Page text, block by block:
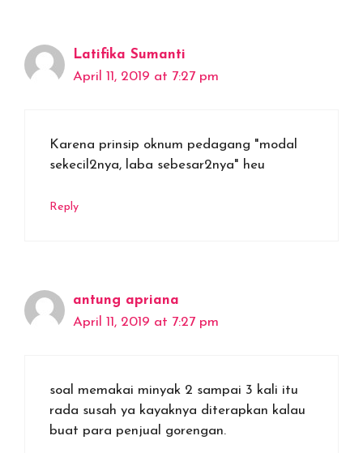
Latifika Sumanti
April 11, 2019 at 7:27 pm
Karena prinsip oknum pedagang "modal
sekecil2nya, laba sebesar2nya" heu
Reply
antung apriana
April 11, 2019 at 7:27 pm
soal memakai minyak 2 sampai 3 kali itu
rada susah ya kayaknya diterapkan kalau
buat para penjual gorengan.